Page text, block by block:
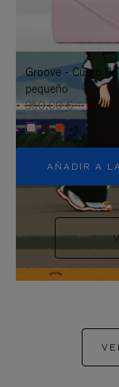
Groove - Cuero
pequeño
950,00 €
+5
AÑADIR A